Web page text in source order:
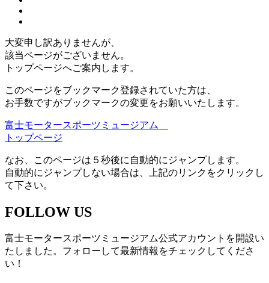
大変申し訳ありませんが、
該当ページがございません。
トップページへご案内します。
このページをブックマーク登録されていた方は、
お手数ですがブックマークの変更をお願いいたします。
富士モータースポーツミュージアム
トップページ
なお、このページは５秒後に自動的にジャンプします。
自動的にジャンプしない場合は、上記のリンクをクリックし
て下さい。
FOLLOW US
富士モータースポーツミュージアム公式アカウントを開設い
たしました。フォローして最新情報をチェックしてくださ
い！